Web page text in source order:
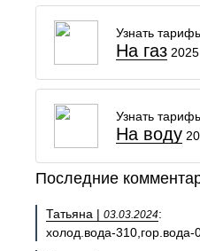
Узнать
На газ 2025
Узнать
На воду
Последние
Татьяна | 03.03.2024:
холод.вода-310,гор.вода-